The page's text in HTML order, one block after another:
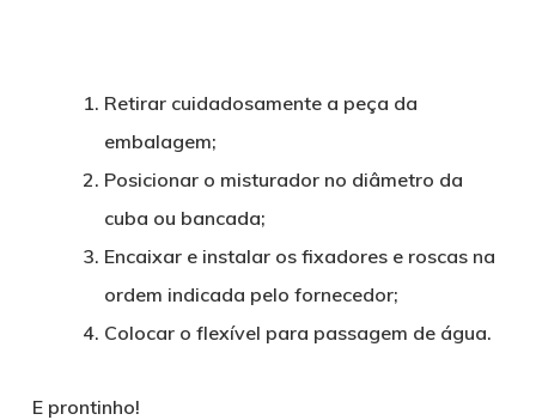
Retirar cuidadosamente a peça da
embalagem;
Posicionar o misturador no diâmetro da
cuba ou bancada;
Encaixar e instalar os fixadores e roscas na
ordem indicada pelo fornecedor;
Colocar o flexível para passagem de água.
E prontinho!